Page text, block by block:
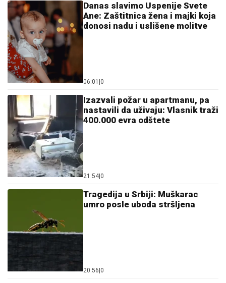
Danas slavimo Uspenije Svete
Ane: Zaštitnica žena i majki koja
donosi nadu i uslišene molitve
06:01 0
Izazvali požar u apartmanu, pa
nastavili da uživaju: Vlasnik traži
400.000 evra odštete
21:54 0
Tragedija u Srbiji: Muškarac
umro posle uboda stršljena
20:56 0